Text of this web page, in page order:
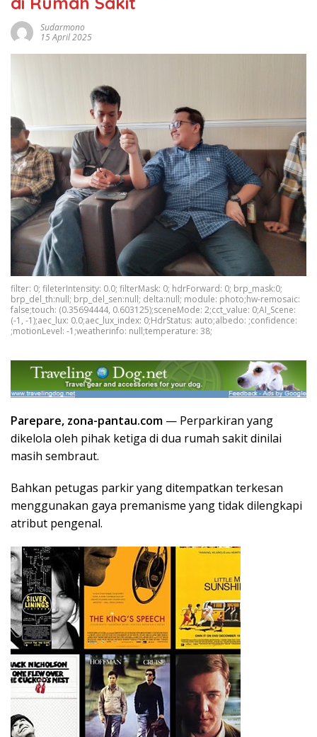
Sudarmono
15 April 2025
filter: 0; fileterIntensity: 0.0; filterMask: 0; hdrForward: 0; brp_mask:0;
brp_del_th:null; brp_del_sen:null; delta:null; module: photo;hw-remosaic:
false;touch: (0.35694444, 0.603125);sceneMode: 2;cct_value: 0;AI_Scene:
(-1, -1);aec_lux: 0.0;aec_lux_index: 0;HdrStatus: auto;albedo: ;confidence:
;motionLevel: -1;weatherinfo: null;temperature: 38;
Parepare, zona-pantau.com — Perparkiran yang
dikelola oleh pihak ketiga di dua rumah sakit dinilai
masih sembraut.
Bahkan petugas parkir yang ditempatkan terkesan
menggunakan gaya premanisme yang tidak dilengkapi
atribut pengenal.